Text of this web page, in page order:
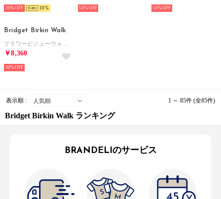
30% 10 50% 50%
Bridget Birkin Walk
￥8,360
40%
表示順 : 1 ～ 85件 (全85件)
Bridget Birkin Walk ランキング
BRANDELIのサービス